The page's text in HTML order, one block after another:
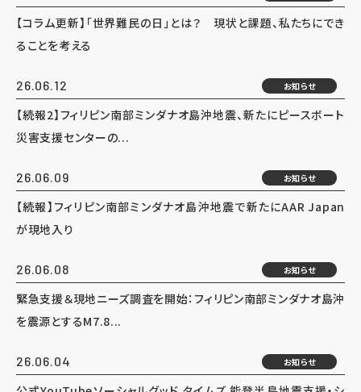
【コラム更新】「世界難民の日」とは？ 現状と課題、私たちにでき
ることを考える
26.06.12 お知らせ
【続報2】フィリピン南部ミンダナオ島沖地震、新たにピースボート
災害支援センターの...
26.06.09 お知らせ
【続報】フィリピン南部ミンダナオ島沖地震で新たにAAR Japan
が現地入り
26.06.08 お知らせ
緊急支援＆現地ニーズ調査を開始：フィリピン南部ミンダナオ島沖
を震源とするM7.8...
26.06.04 お知らせ